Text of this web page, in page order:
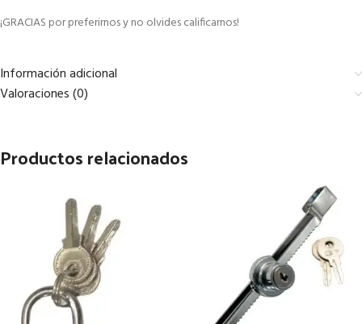
¡GRACIAS por preferirnos y no olvides calificarnos!
Información adicional
Valoraciones (0)
Productos relacionados